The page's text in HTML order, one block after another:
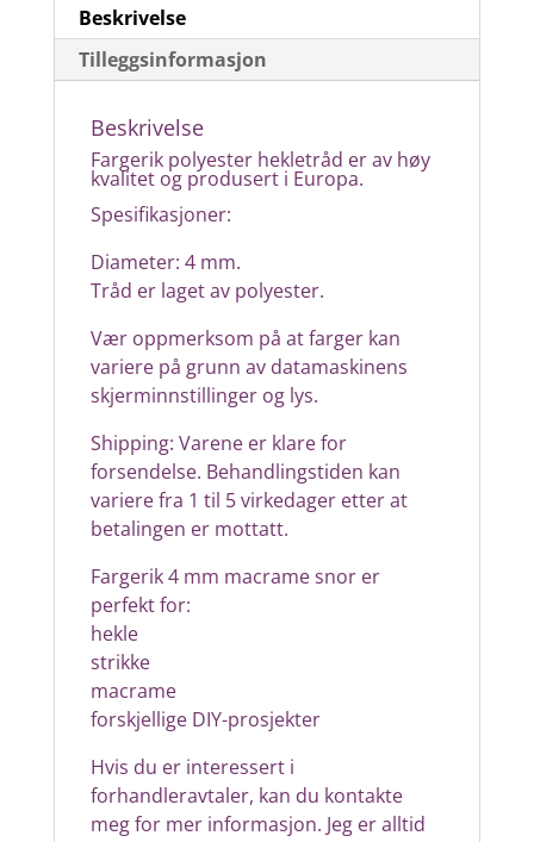
Beskrivelse
Tilleggsinformasjon
Beskrivelse
Fargerik polyester hekletråd er av høy
kvalitet og produsert i Europa.
Spesifikasjoner:
Diameter: 4 mm.
Tråd er laget av polyester.
Vær oppmerksom på at farger kan
variere på grunn av datamaskinens
skjerminnstillinger og lys.
Shipping: Varene er klare for
forsendelse. Behandlingstiden kan
variere fra 1 til 5 virkedager etter at
betalingen er mottatt.
Fargerik 4 mm macrame snor er
perfekt for:
hekle
strikke
macrame
forskjellige DIY-prosjekter
Hvis du er interessert i
forhandleravtaler, kan du kontakte
meg for mer informasjon. Jeg er alltid